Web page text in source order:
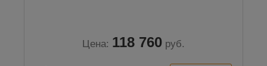
Цена: 118 760 руб.